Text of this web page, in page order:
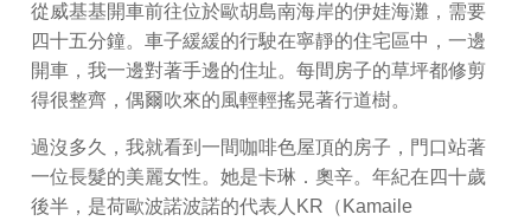
從威基基開車前往位於歐胡島南海岸的伊娃海灘，需要
四十五分鐘。車子緩緩的行駛在寧靜的住宅區中，一邊
開車，我一邊對著手邊的住址。每間房子的草坪都修剪
得很整齊，偶爾吹來的風輕輕搖晃著行道樹。
過沒多久，我就看到一間咖啡色屋頂的房子，門口站著
一位長髮的美麗女性。她是卡琳．奧辛。年紀在四十歲
後半，是荷歐波諾波諾的代表人KR（Kamaile